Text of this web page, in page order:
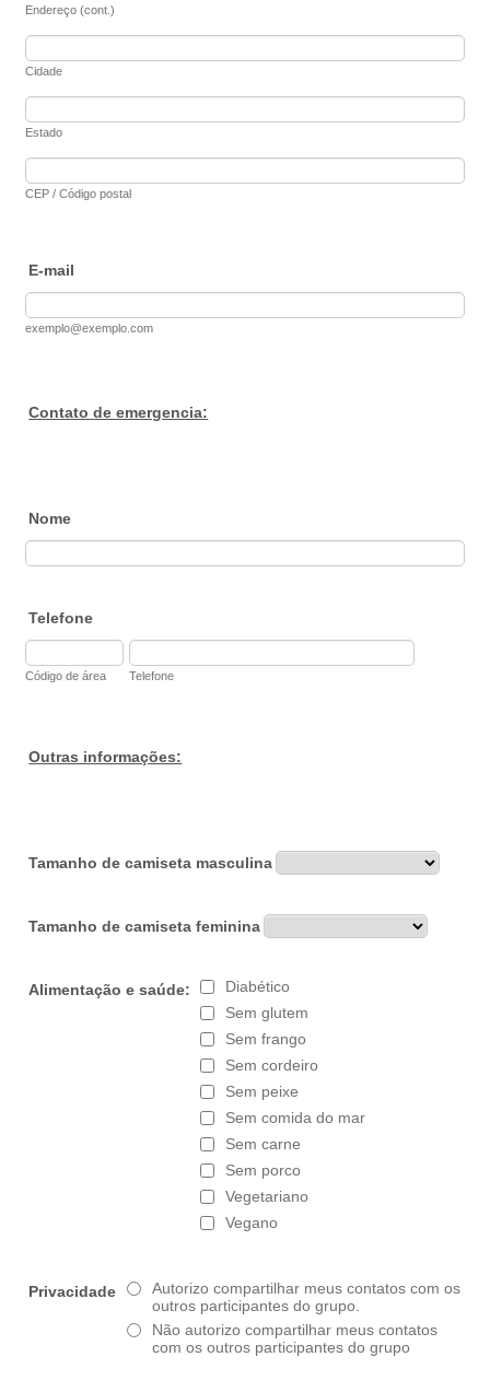
Endereço (cont.)
Cidade
Estado
CEP / Código postal
E-mail
exemplo@exemplo.com
Contato de emergencia:
Nome
Telefone
Código de área Telefone
Outras informações:
Tamanho de camiseta masculina
Tamanho de camiseta feminina
Alimentação e saúde:
Diabético
Sem glutem
Sem frango
Sem cordeiro
Sem peixe
Sem comida do mar
Sem carne
Sem porco
Vegetariano
Vegano
Privacidade
Autorizo compartilhar meus contatos com os
outros participantes do grupo.
Não autorizo compartilhar meus contatos
com os outros participantes do grupo